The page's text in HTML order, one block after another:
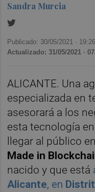
Sandra Murcia
Publicado: 30/05/2021 · 19:26
Actualizado: 31/05/2021 ·
ALICANTE. Una
especializada en
asesorará a los
esta tecnología
llegar al público
Made in
nacido y que está
Alicante, en